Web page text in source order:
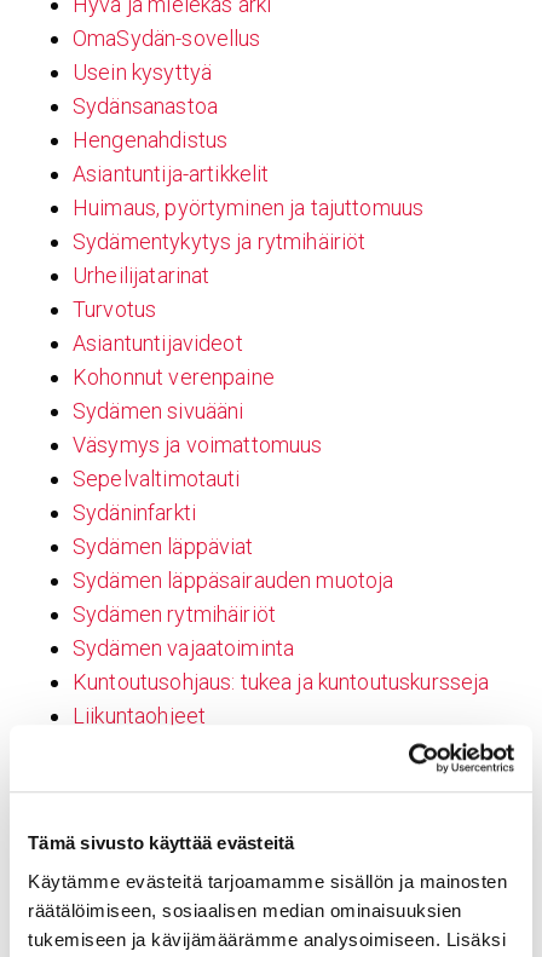
Tämä sivusto käyttää evästeitä
Käytämme evästeitä tarjoamamme sisällön ja mainosten
räätälöimiseen, sosiaalisen median ominaisuuksien
tukemiseen ja kävijämäärämme analysoimiseen. Lisäksi
OmaSydän-sovellus
Usein kysyttyä
Sydänsanastoa
Hengenahdistus
Asiantuntija-artikkelit
Huimaus, pyörtyminen ja tajuttomuus
Sydämentykytys ja rytmihäiriöt
Urheilijatarinat
Turvotus
Asiantuntijavideot
Kohonnut verenpaine
Sydämen sivuääni
Väsymys ja voimattomuus
Sepelvaltimotauti
Sydäninfarkti
Sydämen läppäviat
Sydämen läppäsairauden muotoja
Sydämen rytmihäiriöt
Sydämen vajaatoiminta
Kuntoutusohjaus: tukea ja kuntoutuskursseja
Liikuntaohjeet
Potilaana
Alasivumalli 2 – Perussisältö
Tahdistinhoito